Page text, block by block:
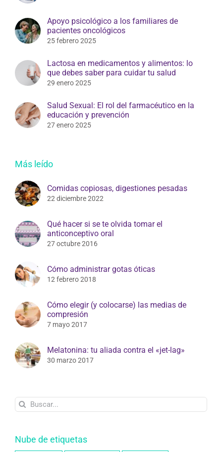
Apoyo psicológico a los familiares de
pacientes oncológicos
25 febrero 2025
Lactosa en medicamentos y alimentos: lo
que debes saber para cuidar tu salud
29 enero 2025
Salud Sexual: El rol del farmacéutico en la
educación y prevención
27 enero 2025
Más leído
Comidas copiosas, digestiones pesadas
22 diciembre 2022
Qué hacer si se te olvida tomar el
anticonceptivo oral
27 octubre 2016
Cómo administrar gotas óticas
12 febrero 2018
Cómo elegir (y colocarse) las medias de
compresión
7 mayo 2017
Melatonina: tu aliada contra el «jet-lag»
30 marzo 2017
Buscar:
Nube de etiquetas